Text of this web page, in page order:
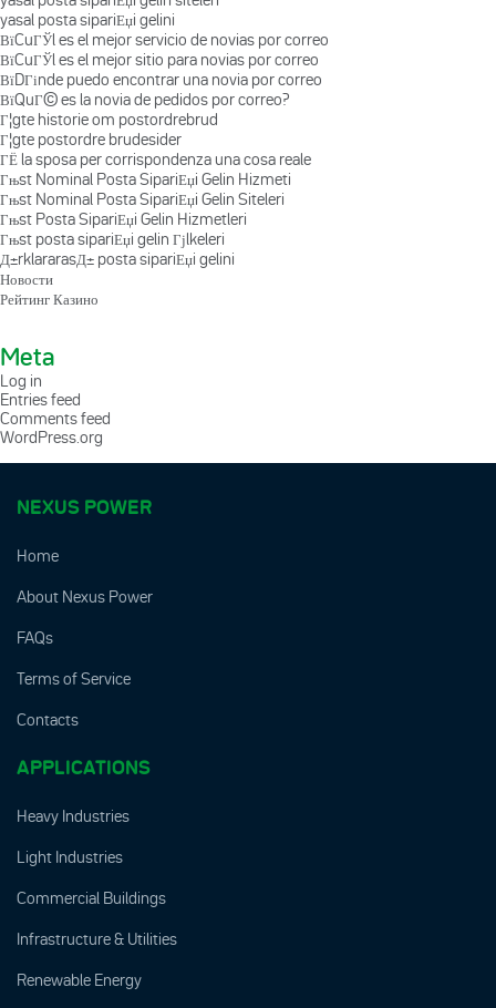
yasal posta sipariЕџi gelini
ВїCuГЎl es el mejor servicio de novias por correo
ВїCuГЎl es el mejor sitio para novias por correo
ВїDГіnde puedo encontrar una novia por correo
ВїQuГ© es la novia de pedidos por correo?
Г¦gte historie om postordrebrud
Г¦gte postordre brudesider
ГЁ la sposa per corrispondenza una cosa reale
Гњst Nominal Posta SipariЕџi Gelin Hizmeti
Гњst Nominal Posta SipariЕџi Gelin Siteleri
Гњst Posta SipariЕџi Gelin Hizmetleri
Гњst posta sipariЕџi gelin Гјlkeleri
Д±rklararasД± posta sipariЕџi gelini
Новости
Рейтинг Казино
Meta
Log in
Entries feed
Comments feed
WordPress.org
NEXUS POWER
Home
About Nexus Power
FAQs
Terms of Service
Contacts
APPLICATIONS
Heavy Industries
Light Industries
Commercial Buildings
Infrastructure & Utilities
Renewable Energy